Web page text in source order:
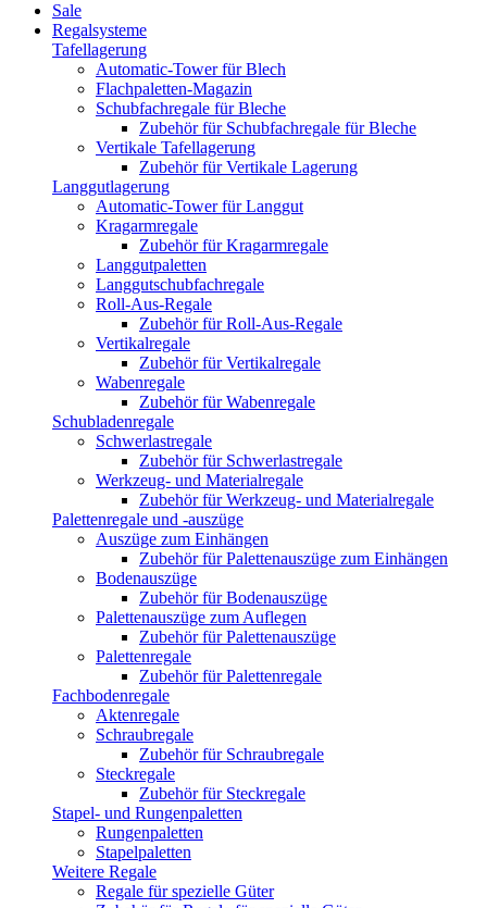
Sale
Regalsysteme
Tafellagerung
Automatic-Tower für Blech
Flachpaletten-Magazin
Schubfachregale für Bleche
Zubehör für Schubfachregale für Bleche
Vertikale Tafellagerung
Zubehör für Vertikale Lagerung
Langgutlagerung
Automatic-Tower für Langgut
Kragarmregale
Zubehör für Kragarmregale
Langgutpaletten
Langgutschubfachregale
Roll-Aus-Regale
Zubehör für Roll-Aus-Regale
Vertikalregale
Zubehör für Vertikalregale
Wabenregale
Zubehör für Wabenregale
Schubladenregale
Schwerlastregale
Zubehör für Schwerlastregale
Werkzeug- und Materialregale
Zubehör für Werkzeug- und Materialregale
Palettenregale und -auszüge
Auszüge zum Einhängen
Zubehör für Palettenauszüge zum Einhängen
Bodenauszüge
Zubehör für Bodenauszüge
Palettenauszüge zum Auflegen
Zubehör für Palettenauszüge
Palettenregale
Zubehör für Palettenregale
Fachbodenregale
Aktenregale
Schraubregale
Zubehör für Schraubregale
Steckregale
Zubehör für Steckregale
Stapel- und Rungenpaletten
Rungenpaletten
Stapelpaletten
Weitere Regale
Regale für spezielle Güter